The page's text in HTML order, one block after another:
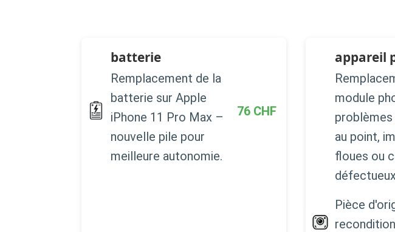
batterie
Remplacement de la
batterie sur Apple
iPhone 11 Pro Max –
nouvelle pile pour
meilleure autonomie.
76 CHF
appareil
module
problèmes
au point,
floues ou
Pièce